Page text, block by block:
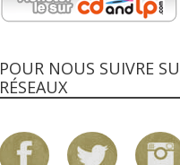
POUR NOUS SUIVRE
RÉSEAUX